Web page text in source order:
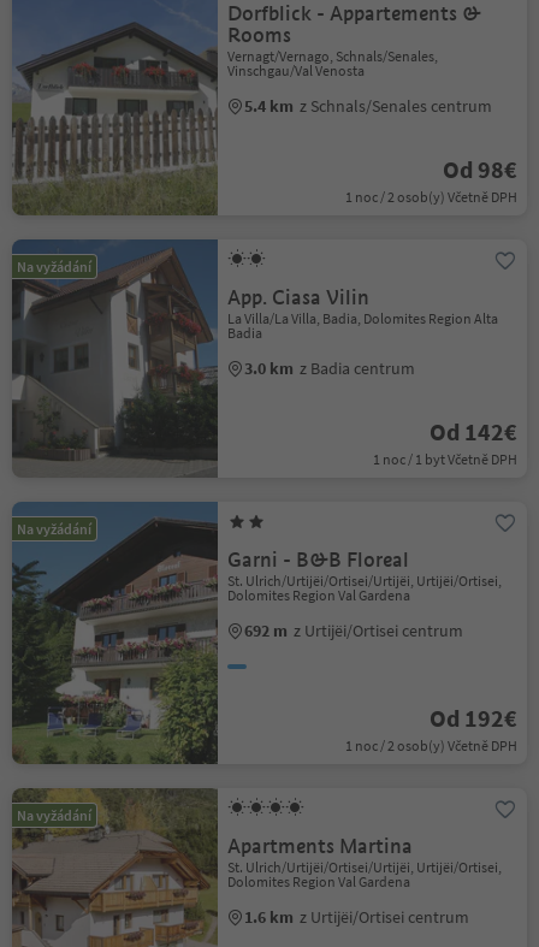
Dorfblick - Appartements &
Rooms
Vernagt/Vernago, Schnals/Senales,
Vinschgau/Val Venosta
5.4 km z Schnals/Senales centrum
Od 98€
1 noc / 2 osob(y) Včetně DPH
Na vyžádání
App. Ciasa Vilin
La Villa/La Villa, Badia, Dolomites Region Alta
Badia
3.0 km z Badia centrum
Od 142€
1 noc / 1 byt Včetně DPH
Na vyžádání
Garni - B&B Floreal
St. Ulrich/Urtijëi/Ortisei/Urtijëi, Urtijëi/Ortisei,
Dolomites Region Val Gardena
692 m z Urtijëi/Ortisei centrum
Od 192€
1 noc / 2 osob(y) Včetně DPH
Na vyžádání
Apartments Martina
St. Ulrich/Urtijëi/Ortisei/Urtijëi, Urtijëi/Ortisei,
Dolomites Region Val Gardena
1.6 km z Urtijëi/Ortisei centrum